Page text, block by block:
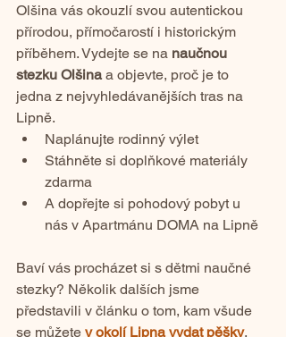
Olšina vás okouzlí svou autentickou
přírodou, přímočarostí i historickým
příběhem. Vydejte se na naučnou
stezku Olšina a objevte, proč je to
jedna z nejvyhledávanějších tras na
Lipně.
Naplánujte rodinný výlet
Stáhněte si doplňkové materiály
zdarma
A dopřejte si pohodový pobyt u
nás v Apartmánu DOMA na Lipně
Baví vás procházet si s dětmi naučné
stezky? Několik dalších jsme
představili v článku o tom, kam všude
se můžete v okolí Lipna vydat pěšky.